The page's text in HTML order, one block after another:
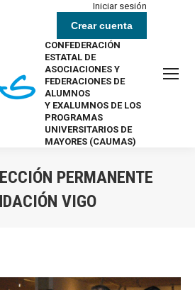
Iniciar sesión
Crear cuenta
CONFEDERACIÓN
ESTATAL DE
ASOCIACIONES Y
FEDERACIONES DE
ALUMNOS
Y EXALUMNOS DE LOS
PROGRAMAS
UNIVERSITARIOS DE
MAYORES (CAUMAS)
PERMANENTE
VIGO